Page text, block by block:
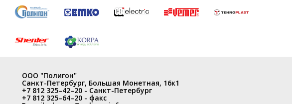
ООО "Полигон"
Санкт-Петербург, Большая Монетная, 16к1
+7 812 325–42–20 - Санкт-Петербург
+7 812 325–64–20 - факс